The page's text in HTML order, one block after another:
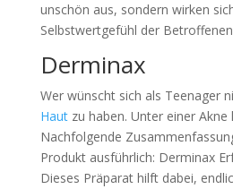
unschön aus, sondern wirken
Selbstwertgefühl der
Derminax
Wer wünscht sich als Teenager
Hautzu haben. Unter einer Akne
Nachfolgende
Produkt ausführlich: Derminax
Dieses Präparat hilft dabei,